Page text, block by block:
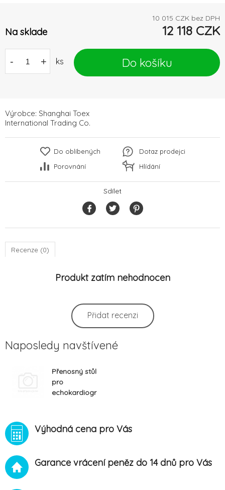
10 015 CZK bez DPH
Na sklade 12 118 CZK
- + ks Do košíku
Výrobce: Shanghai Toex
International Trading Co.
Do oblíbených
Porovnání
Dotaz prodejci
Hlídání
Sdílet
Recenze (0)
Produkt zatím nehodnocen
Přidat recenzi
Naposledy navštívené
Přenosný stůl
pro
echokardiogr
Výhodná cena pro Vás
Garance vrácení peněz do 14 dnů pro Vás